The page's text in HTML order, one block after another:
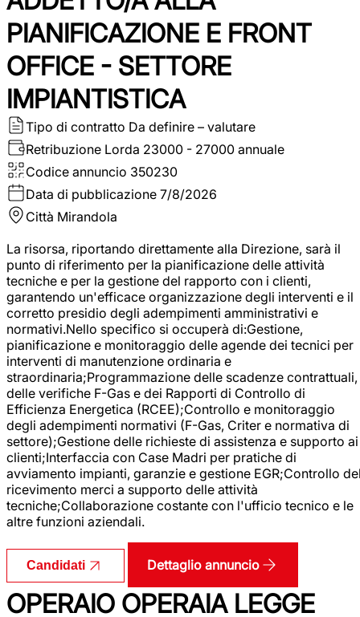
PIANIFICAZIONE E FRONT
OFFICE - SETTORE
IMPIANTISTICA
Tipo di contratto Da definire – valutare
Retribuzione Lorda 23000 - 27000 annuale
Codice annuncio 350230
Data di pubblicazione 7/8/2026
Città Mirandola
La risorsa, riportando direttamente alla Direzione, sarà il
punto di riferimento per la pianificazione delle attività
tecniche e per la gestione del rapporto con i clienti,
garantendo un'efficace organizzazione degli interventi e il
corretto presidio degli adempimenti amministrativi e
normativi.Nello specifico si occuperà di:Gestione,
pianificazione e monitoraggio delle agende dei tecnici per
interventi di manutenzione ordinaria e
straordinaria;Programmazione delle scadenze contrattuali,
delle verifiche F-Gas e dei Rapporti di Controllo di
Efficienza Energetica (RCEE);Controllo e monitoraggio
degli adempimenti normativi (F-Gas, Criter e normativa di
settore);Gestione delle richieste di assistenza e supporto ai
clienti;Interfaccia con Case Madri per pratiche di
avviamento impianti, garanzie e gestione EGR;Controllo
ricevimento merci a supporto delle attività
tecniche;Collaborazione costante con l'ufficio tecnico e le
altre funzioni aziendali.
Candidati Dettaglio annuncio
OPERAIO OPERAIA LEGGE